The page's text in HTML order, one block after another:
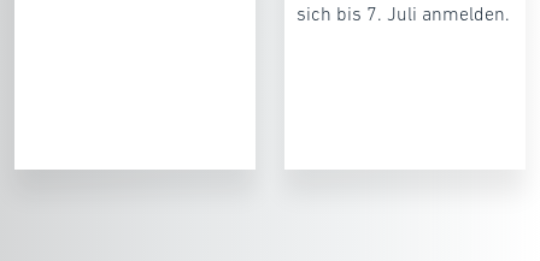
sich bis 7. Juli anmelden.